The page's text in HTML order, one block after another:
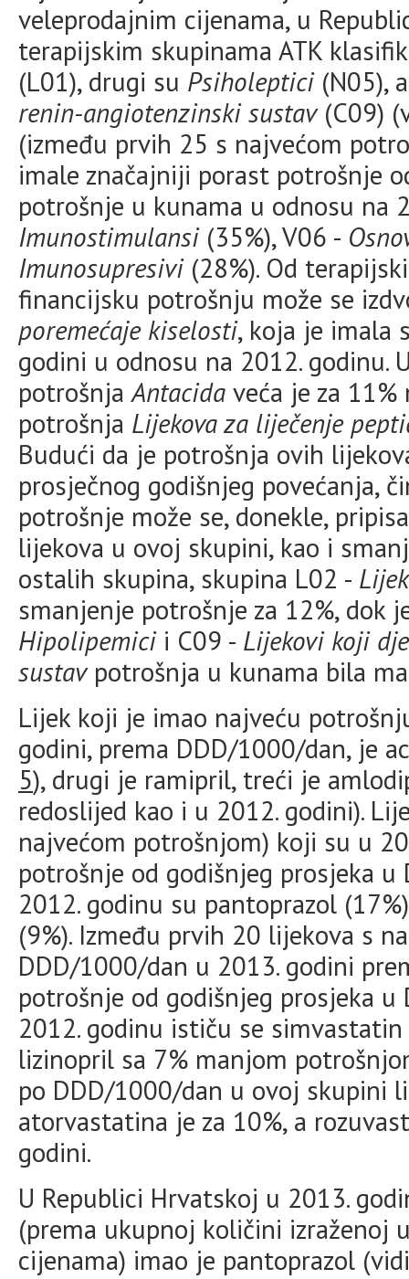
veleprodajnim cijenama, u
terapijskim skupinama ATK
(L01), drugi su Psiholeptici(N05),
renin-angiotenzinski sustav(C09)
(između prvih 25 s najvećom
imale značajniji porast potrošnje
potrošnje u kunama u odnosu na
Imunostimulansi(35%), V06 -
Imunosupresivi(28%). Od
financijsku potrošnju može se
poremećaje kiselosti, koja je imala
godini u odnosu na 2012. godinu.
potrošnjaAntacida veća je za
potrošnja Lijekova za liječenje
Budući da je potrošnja ovih
prosječnog godišnjeg povećanja,
potrošnje može se, donekle,
lijekova u ovoj skupini, kao i
ostalih skupina, skupina L02 -
smanjenje potrošnje za 12%, dok
Hipolipemicii C09 - Lijekovi koji
sustavpotrošnja u kunama bila
Lijek koji je imao najveću
godini, prema DDD/1000/dan, je
5), drugi je ramipril, treći je
redoslijed kao i u 2012. godini).
najvećom potrošnjom) koji su u
potrošnje od godišnjeg prosjeka
2012. godinu su pantoprazol
(9%). Između prvih 20 lijekova s
DDD/1000/dan u 2013. godini
potrošnje od godišnjeg prosjeka
2012. godinu ističu se
lizinopril sa 7% manjom
po DDD/1000/dan u ovoj skupini
atorvastatina je za 10%, a
godini.
U Republici Hrvatskoj u 2013.
(prema ukupnoj količini izraženoj
cijenama) imao je pantoprazol